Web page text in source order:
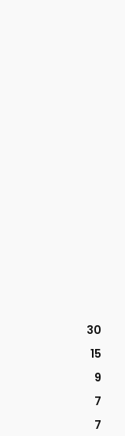
30
15
9
7
7